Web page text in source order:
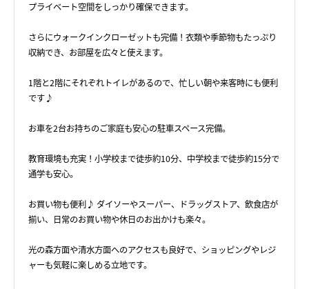
プライベート空間をしっかり確保できます。
さらにウォークインクローゼットも完備！衣類や季節物もたっぷり
収納でき、お部屋を広々と使えます。
1階と2階にそれぞれトイレがあるので、忙しい朝や来客時にも便利
です♪
お車を2台お持ちのご家庭も安心の駐車スペース完備。
教育環境も充実！小学校まで徒歩約10分、中学校まで徒歩約15分で
通学も安心。
お買い物も便利♪ ダイソーやスーパー、ドラッグストア、飲食店が
揃い、日常のお買い物や休日のお出かけも楽々。
光の森方面や清水方面へのアクセスも良好で、ショッピングやレジ
ャーも気軽に楽しめる立地です。